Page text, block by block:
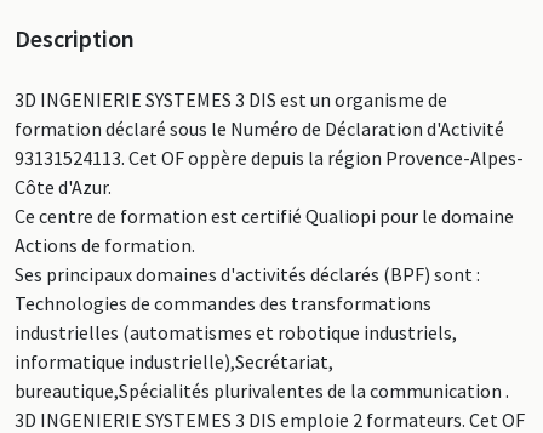
Description
3D INGENIERIE SYSTEMES 3 DIS est un organisme de
formation déclaré sous le Numéro de Déclaration d'Activité
93131524113. Cet OF oppère depuis la région Provence-Alpes-
Côte d'Azur.
Ce centre de formation est certifié Qualiopi pour le domaine
Actions de formation.
Ses principaux domaines d'activités déclarés (BPF) sont :
Technologies de commandes des transformations
industrielles (automatismes et robotique industriels,
informatique industrielle),Secrétariat,
bureautique,Spécialités plurivalentes de la communication .
3D INGENIERIE SYSTEMES 3 DIS emploie 2 formateurs. Cet OF